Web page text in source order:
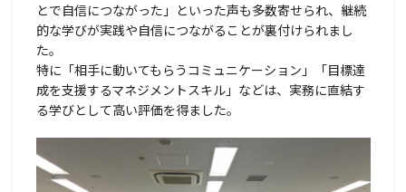
とで自信につながった」といった声も多数寄せられ、継続
的な学びが実践や自信につながることが裏付けられまし
た。
特に「相手に動いてもらうコミュニケーション」「目標達
成を支援するマネジメントスキル」などは、実務に直結す
る学びとして高い評価を得ました。